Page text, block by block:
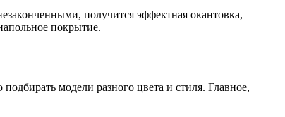
получится эффектная окантовка,
покрытие.
модели разного цвета и стиля. Главное,